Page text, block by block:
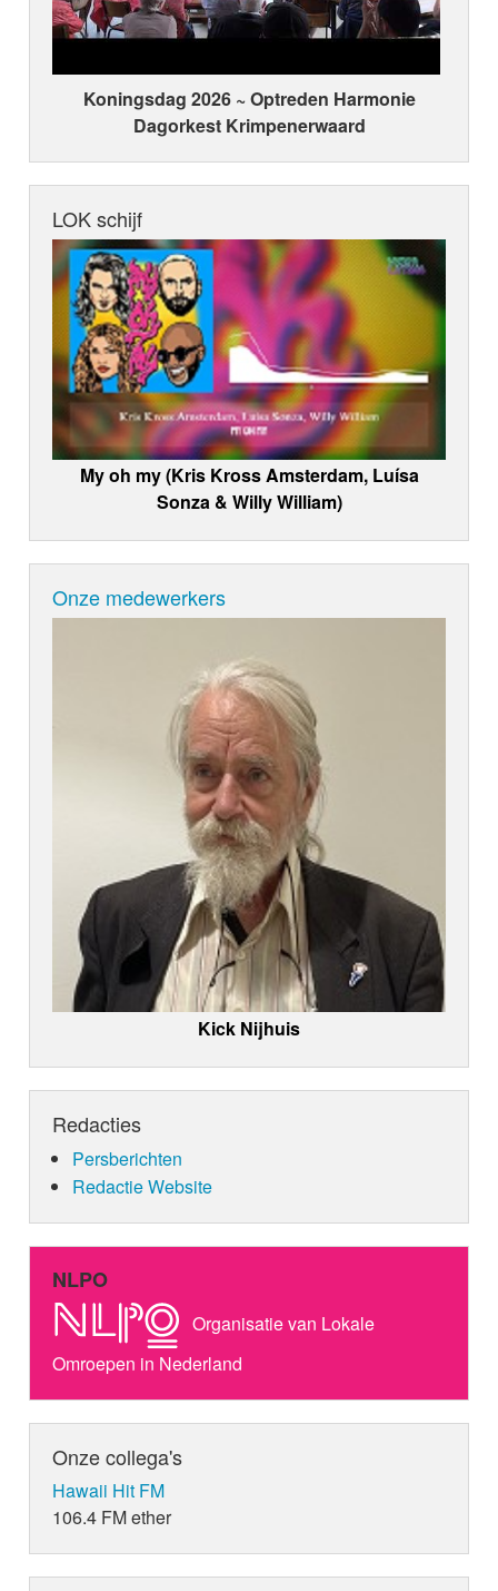
Koningsdag 2026 ~ Optreden Harmonie
Dagorkest Krimpenerwaard
LOK schijf
My oh my (Kris Kross Amsterdam, Luísa
Sonza & Willy William)
Onze medewerkers
Kick Nijhuis
Redacties
Persberichten
Redactie Website
NLPO
Organisatie van Lokale
Omroepen in Nederland
Onze collega's
Hawaii Hit FM
106.4 FM ether